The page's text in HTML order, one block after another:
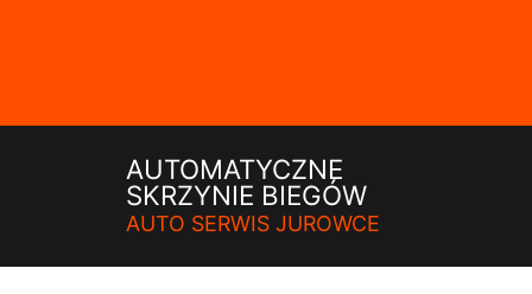
AUTOMATYCZNE
SKRZYNIE BIEGÓW
AUTO SERWIS JUROWCE